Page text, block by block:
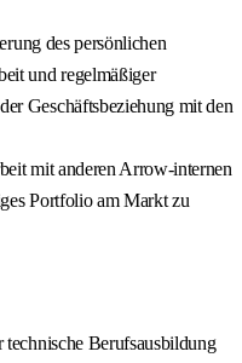
des persönlichen
und regelmäßiger
Geschäftsbeziehung mit den
mit anderen Arrow-internen
Portfolio am Markt zu
technische Berufsausbildung